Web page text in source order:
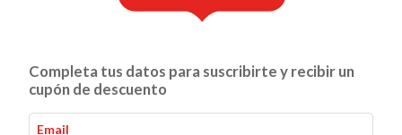
ALIMENTACIÓN Y GASTRONOMÍA
Inicio - Infantiles y Juveniles - Evita
Completa tus datos para suscribirte y recibir un
cupón de descuento